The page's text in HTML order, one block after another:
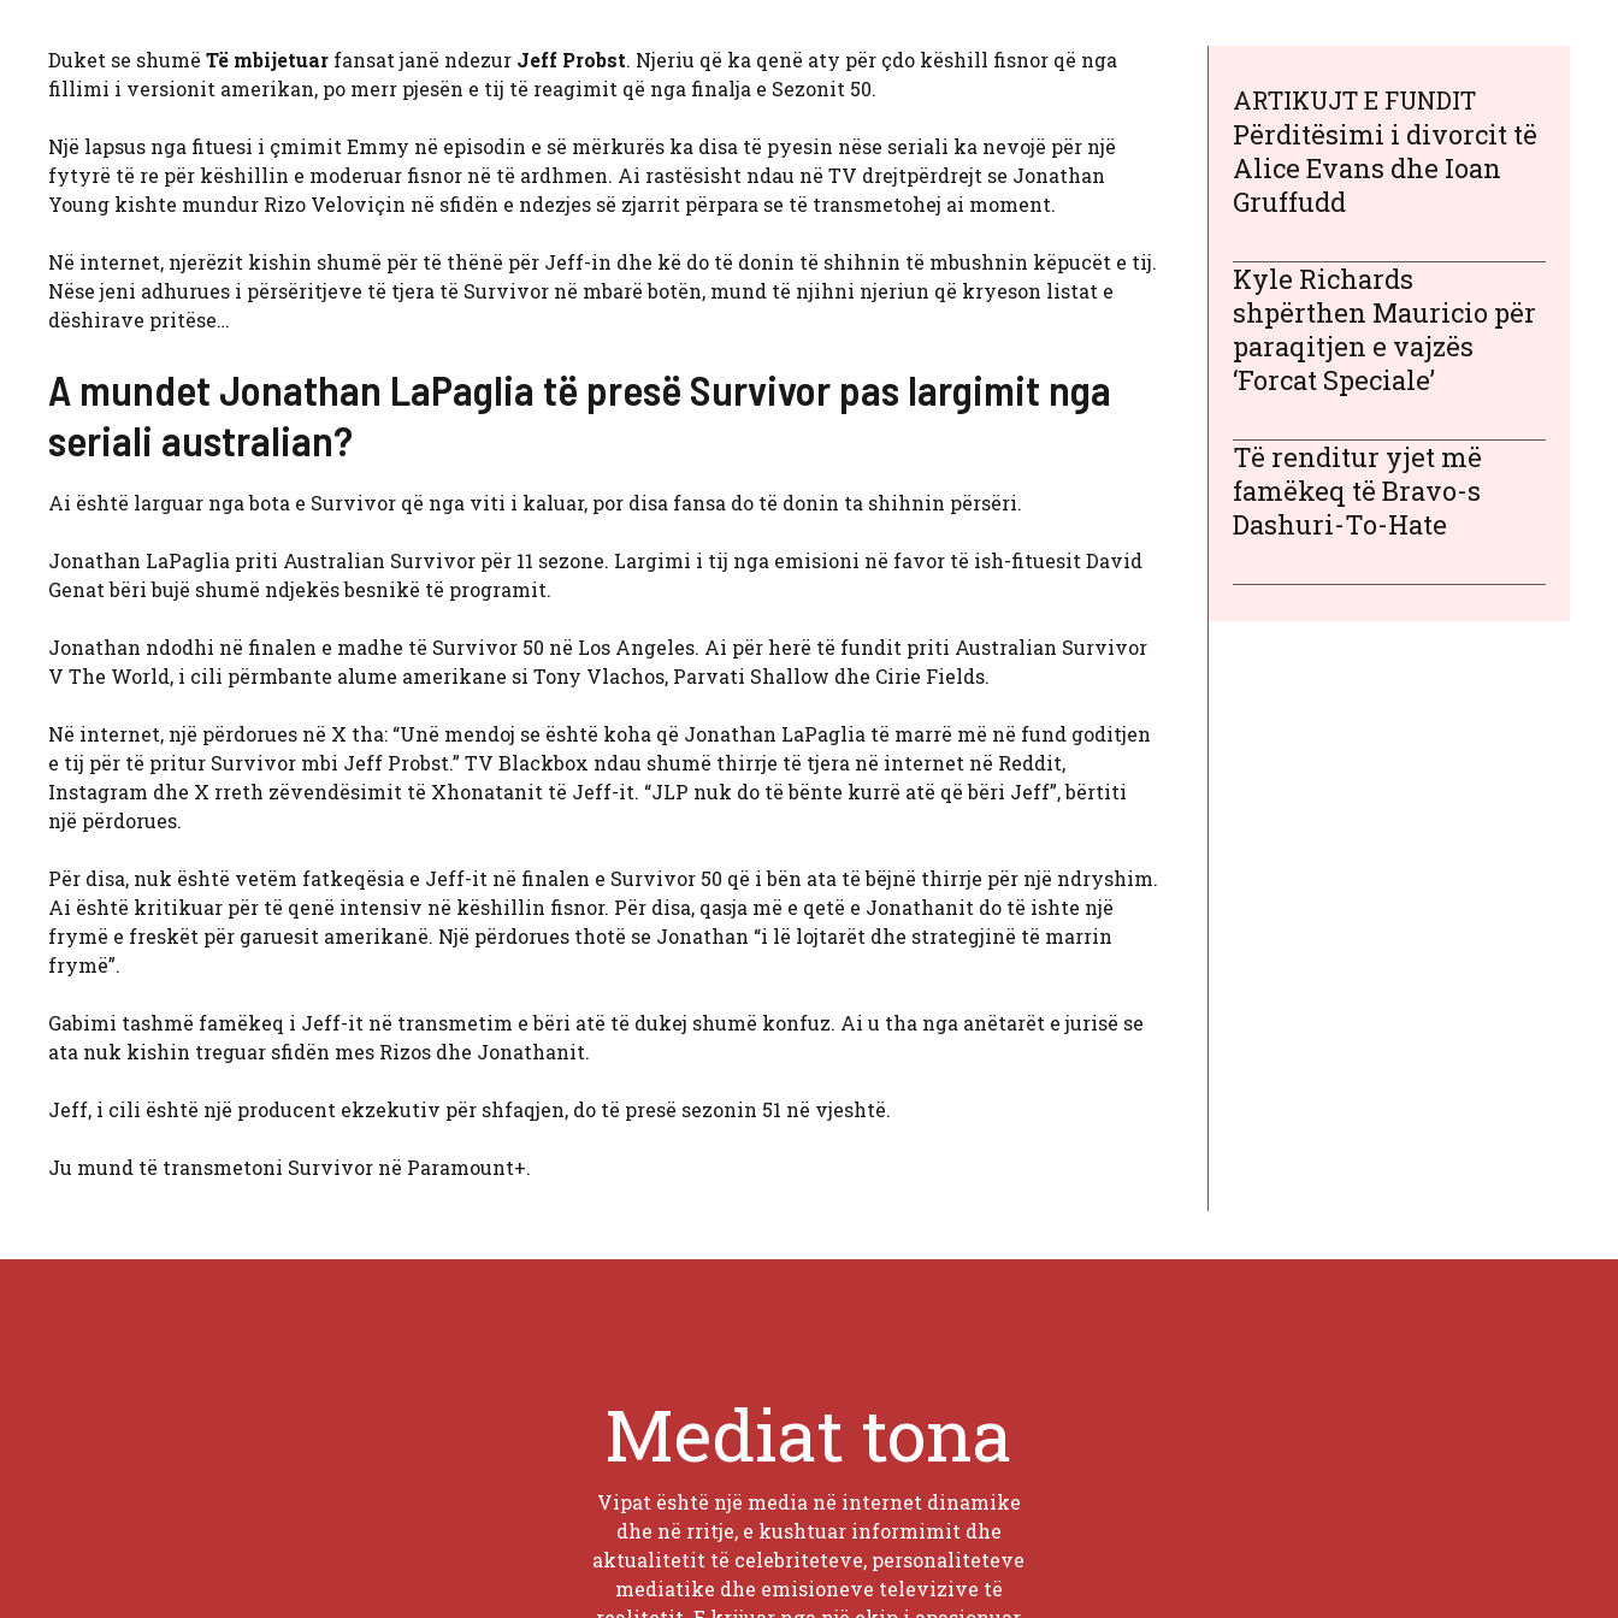
Duket se shumë Të mbijetuar fansat janë ndezur Jeff Probst. Njeriu që ka qenë aty për çdo këshill fisnor që nga
fillimi i versionit amerikan, po merr pjesën e tij të reagimit që nga finalja e Sezonit 50.
Një lapsus nga fituesi i çmimit Emmy në episodin e së mërkurës ka disa të pyesin nëse seriali ka nevojë për një
fytyrë të re për këshillin e moderuar fisnor në të ardhmen. Ai rastësisht ndau në TV drejtpërdrejt se Jonathan
Young kishte mundur Rizo Veloviçin në sfidën e ndezjes së zjarrit përpara se të transmetohej ai moment.
Në internet, njerëzit kishin shumë për të thënë për Jeff-in dhe kë do të donin të shihnin të mbushnin këpucët e tij.
Nëse jeni adhurues i përsëritjeve të tjera të Survivor në mbarë botën, mund të njihni njeriun që kryeson listat e
dëshirave pritëse…
A mundet Jonathan LaPaglia të presë Survivor pas largimit nga
seriali australian?
Ai është larguar nga bota e Survivor që nga viti i kaluar, por disa fansa do të donin ta shihnin përsëri.
Jonathan LaPaglia priti Australian Survivor për 11 sezone. Largimi i tij nga emisioni në favor të ish-fituesit David
Genat bëri bujë shumë ndjekës besnikë të programit.
Jonathan ndodhi në finalen e madhe të Survivor 50 në Los Angeles. Ai për herë të fundit priti Australian Survivor
V The World, i cili përmbante alume amerikane si Tony Vlachos, Parvati Shallow dhe Cirie Fields.
Në internet, një përdorues në X tha: “Unë mendoj se është koha që Jonathan LaPaglia të marrë më në fund goditjen
e tij për të pritur Survivor mbi Jeff Probst.” TV Blackbox ndau shumë thirrje të tjera në internet në Reddit,
Instagram dhe X rreth zëvendësimit të Xhonatanit të Jeff-it. “JLP nuk do të bënte kurrë atë që bëri Jeff”, bërtiti
një përdorues.
Për disa, nuk është vetëm fatkeqësia e Jeff-it në finalen e Survivor 50 që i bën ata të bëjnë thirrje për një ndryshim.
Ai është kritikuar për të qenë intensiv në këshillin fisnor. Për disa, qasja më e qetë e Jonathanit do të ishte një
frymë e freskët për garuesit amerikanë. Një përdorues thotë se Jonathan “i lë lojtarët dhe strategjinë të marrin
frymë”.
Gabimi tashmë famëkeq i Jeff-it në transmetim e bëri atë të dukej shumë konfuz. Ai u tha nga anëtarët e jurisë se
ata nuk kishin treguar sfidën mes Rizos dhe Jonathanit.
Jeff, i cili është një producent ekzekutiv për shfaqjen, do të presë sezonin 51 në vjeshtë.
Ju mund të transmetoni Survivor në Paramount+.
ARTIKUJT E FUNDIT
Përditësimi i divorcit të
Alice Evans dhe Ioan
Gruffudd
Kyle Richards
shpërthen Mauricio për
paraqitjen e vajzës
‘Forcat Speciale’
Të renditur yjet më
famëkeq të Bravo-s
Dashuri-To-Hate
Mediat tona
Vipat është një media në internet dinamike
dhe në rritje, e kushtuar informimit dhe
aktualitetit të celebriteteve, personaliteteve
mediatike dhe emisioneve televizive të